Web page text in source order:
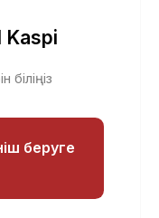
біліңіз
беруге